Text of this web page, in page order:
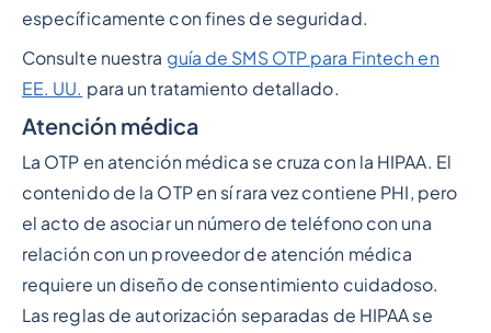
específicamente con fines de seguridad.
Consulte nuestra guía de SMS OTP para Fintech en
EE. UU. para un tratamiento detallado.
Atención médica
La OTP en atención médica se cruza con la HIPAA. El
contenido de la OTP en sí rara vez contiene PHI, pero
el acto de asociar un número de teléfono con una
relación con un proveedor de atención médica
requiere un diseño de consentimiento cuidadoso.
Las reglas de autorización separadas de HIPAA se